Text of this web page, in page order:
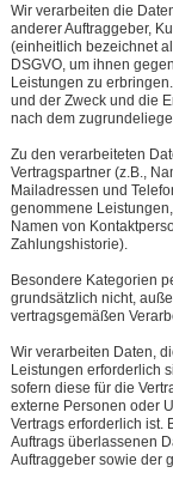
Wir verarbeiten die
anderer Auftraggeber,
(einheitlich bezeichnet
DSGVO, um ihnen
Leistungen zu
und der Zweck und die
nach dem
Zu den verarbeiteten
Vertragspartner (z.B.,
Mailadressen und
genommene
Namen von
Zahlungshistorie).
Besondere Kategorien
grundsätzlich nicht,
vertragsgemäßen
Wir verarbeiten Daten,
Leistungen erforderlich
sofern diese für die
externe Personen oder
Vertrags erforderlich ist.
Auftrags überlassenen
Auftraggeber sowie der